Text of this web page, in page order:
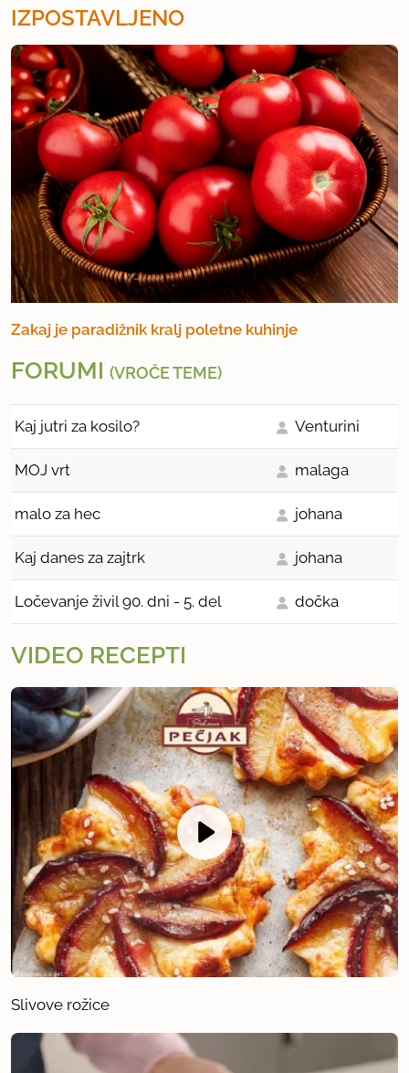
IZPOSTAVLJENO
Zakaj je paradižnik kralj poletne kuhinje
FORUMI (VROČE TEME)
Kaj jutri za kosilo? Venturini
MOJ vrt malaga
malo za hec johana
Kaj danes za zajtrk johana
Ločevanje živil 90. dni - 5. del dočka
VIDEO RECEPTI
Slivove rožice